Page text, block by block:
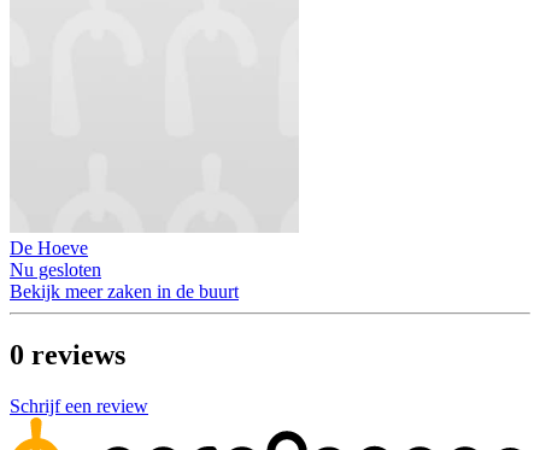
De Hoeve
Nu gesloten
Bekijk meer zaken in de buurt
0 reviews
Schrijf een review